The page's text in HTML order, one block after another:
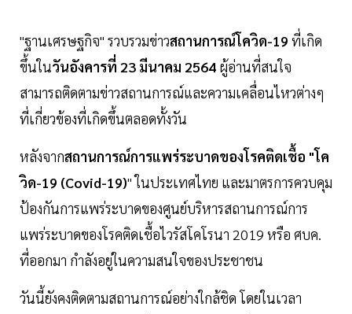
"ฐานเศรษฐกิจ" รวบรวมข่าวสถานการณ์โควิด-19 ที่เกิด
ขึ้นในวันอังคารที่ 23 มีนาคม 2564 ผู้อ่านที่สนใจ
สามารถติดตามข่าวสถานการณ์และความเคลื่อนไหวต่างๆ
ที่เกี่ยวข้องที่เกิดขึ้นตลอดทั้งวัน
หลังจากสถานการณ์การแพร่ระบาดของโรคติดเชื้อ "โค
วิด-19 (Covid-19)" ในประเทศไทย และมาตรการควบคุม
ป้องกันการแพร่ระบาดของศูนย์บริหารสถานการณ์การ
แพร่ระบาดของโรคติดเชื้อไวรัสโคโรนา 2019 หรือ ศบค.
ที่ออกมา กำลังอยู่ในความสนใจของประชาชน
วันนี้ยังคงติดตามสถานการณ์อย่างใกล้ชิด โดยในเวลา